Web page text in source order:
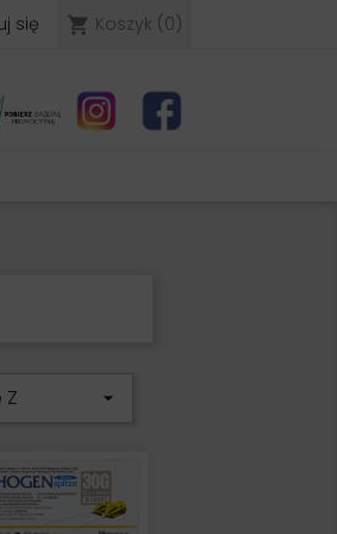
się shopping_cart Koszyk (0)
Z 